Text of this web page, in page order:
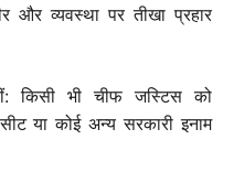
और व्यवस्था पर तीखा प्रहार
किसी भी चीफ जस्टिस को
या कोई अन्य सरकारी इनाम